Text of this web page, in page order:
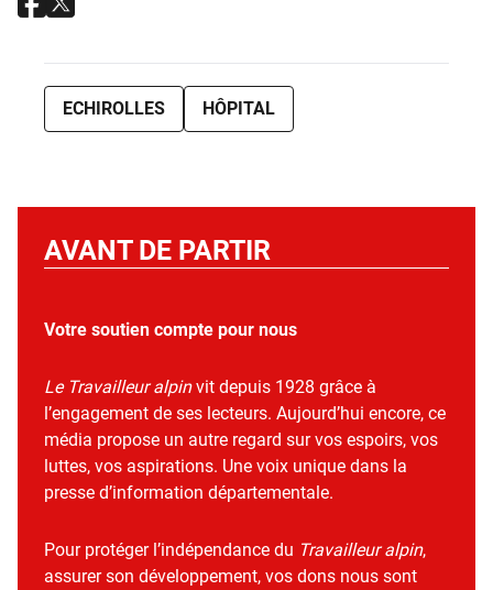
ECHIROLLES HÔPITAL
AVANT DE PARTIR
Votre soutien compte pour nous
Le Travailleur alpinvit depuis 1928 grâce à
l’engagement de ses lecteurs. Aujourd’hui encore, ce
média propose un autre regard sur vos espoirs, vos
luttes, vos aspirations. Une voix unique dans la
presse d’information départementale.
Pour protéger l’indépendance du Travailleur alpin,
assurer son développement, vos dons nous sont